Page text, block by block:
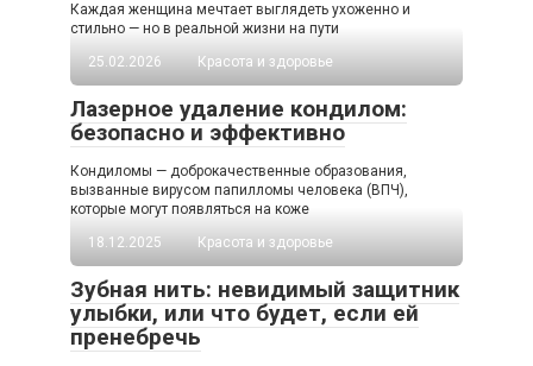
Каждая женщина мечтает выглядеть ухоженно и
стильно — но в реальной жизни на пути
25.02.2026
Красота и здоровье
Лазерное удаление кондилом:
безопасно и эффективно
Кондиломы — доброкачественные образования,
вызванные вирусом папилломы человека (ВПЧ),
которые могут появляться на коже
18.12.2025
Красота и здоровье
Зубная нить: невидимый защитник
улыбки, или что будет, если ей
пренебречь